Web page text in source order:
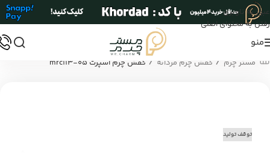
عبور به ناوبری
رفتن به محتوای اصلی
منو
مستر چرم / کفش چرم مردانه / کفش چرم اسپرت mrc113-05
توقف تولید